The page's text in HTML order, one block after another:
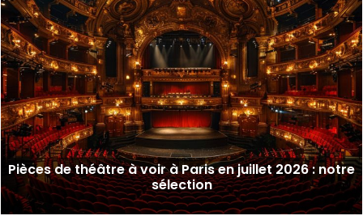
Pièces de théâtre à voir à Paris en juillet 2026 : notre
sélection